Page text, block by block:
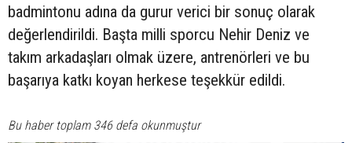
badmintonu adına da gurur verici bir sonuç olarak
değerlendirildi. Başta milli sporcu Nehir Deniz ve
takım arkadaşları olmak üzere, antrenörleri ve bu
başarıya katkı koyan herkese teşekkür edildi.
Bu haber toplam 346 defa okunmuştur